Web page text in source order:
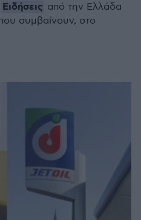
Ειδήσεις από την Ελλάδα
συμβαίνουν, στο